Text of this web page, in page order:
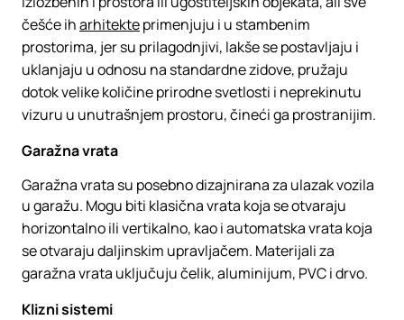
češće iharhitekteprimenjuju i u stambenim
prostorima, jer su prilagodnjivi, lakše se postavljaju i
uklanjaju u odnosu na standardne zidove, pružaju
dotok velike količine prirodne svetlosti i neprekinutu
vizuru u unutrašnjem prostoru, čineći ga prostranijim.
Garаžna vrata
Garаžna vrata su posebno dizajnirana za ulazak vozila
u gаrаžu. Mogu biti klasična vrata koja se otvaraju
horizontalno ili vertikalno, kao i automatska vrata koja
se otvaraju daljinskim upravljačem. Materijali za
garаžna vrata uključuju čelik, aluminijum, PVC i drvo.
Klizni sistemi